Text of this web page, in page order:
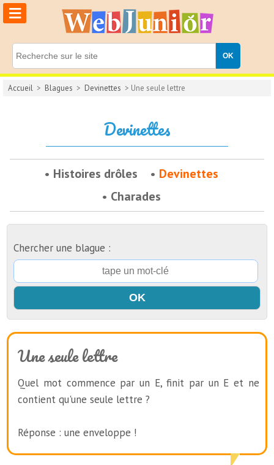
≡
Accueil > Blagues > Devinettes > Une seule lettre
Devinettes
Histoires drôles
Devinettes
Charades
Chercher une blague :
Une seule lettre
Quel mot commence par un E, finit par un E et ne
contient qu'une seule lettre ?
Réponse : une enveloppe !